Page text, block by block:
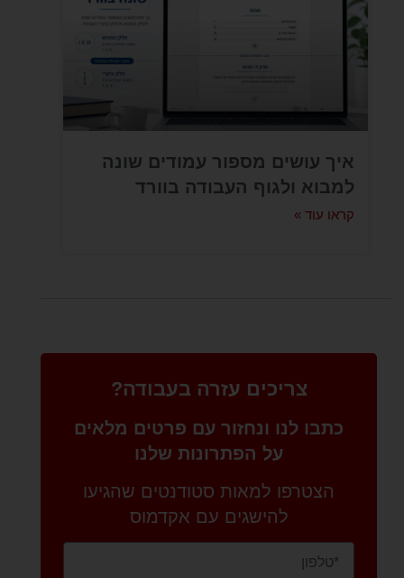
איך עושים מספור עמודים שונה
למבוא ולגוף העבודה בוורד
קראו עוד »
צריכים עזרה בעבודה?
כתבו לנו ונחזור עם פרטים מלאים
על הפתרונות שלנו
הצטרפו למאות סטודנטים שהגיעו
להישגים עם אקדמוס